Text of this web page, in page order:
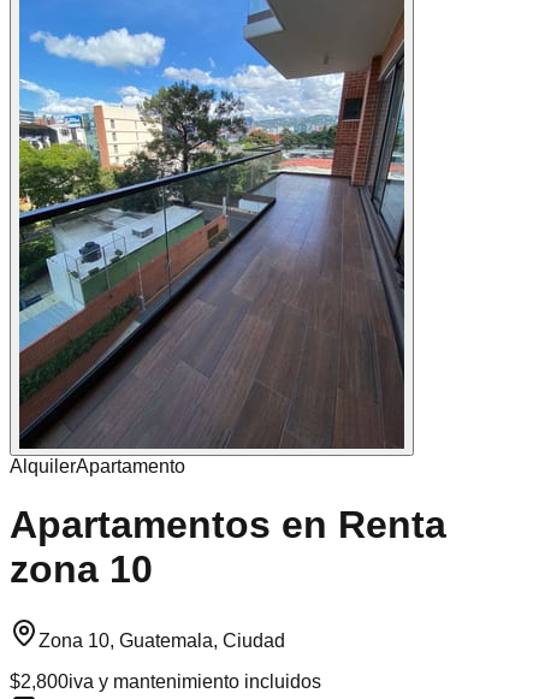
AlquilerApartamento
Apartamentos en Renta
zona 10
Zona 10, Guatemala, Ciudad
$2,800iva y mantenimiento incluidos